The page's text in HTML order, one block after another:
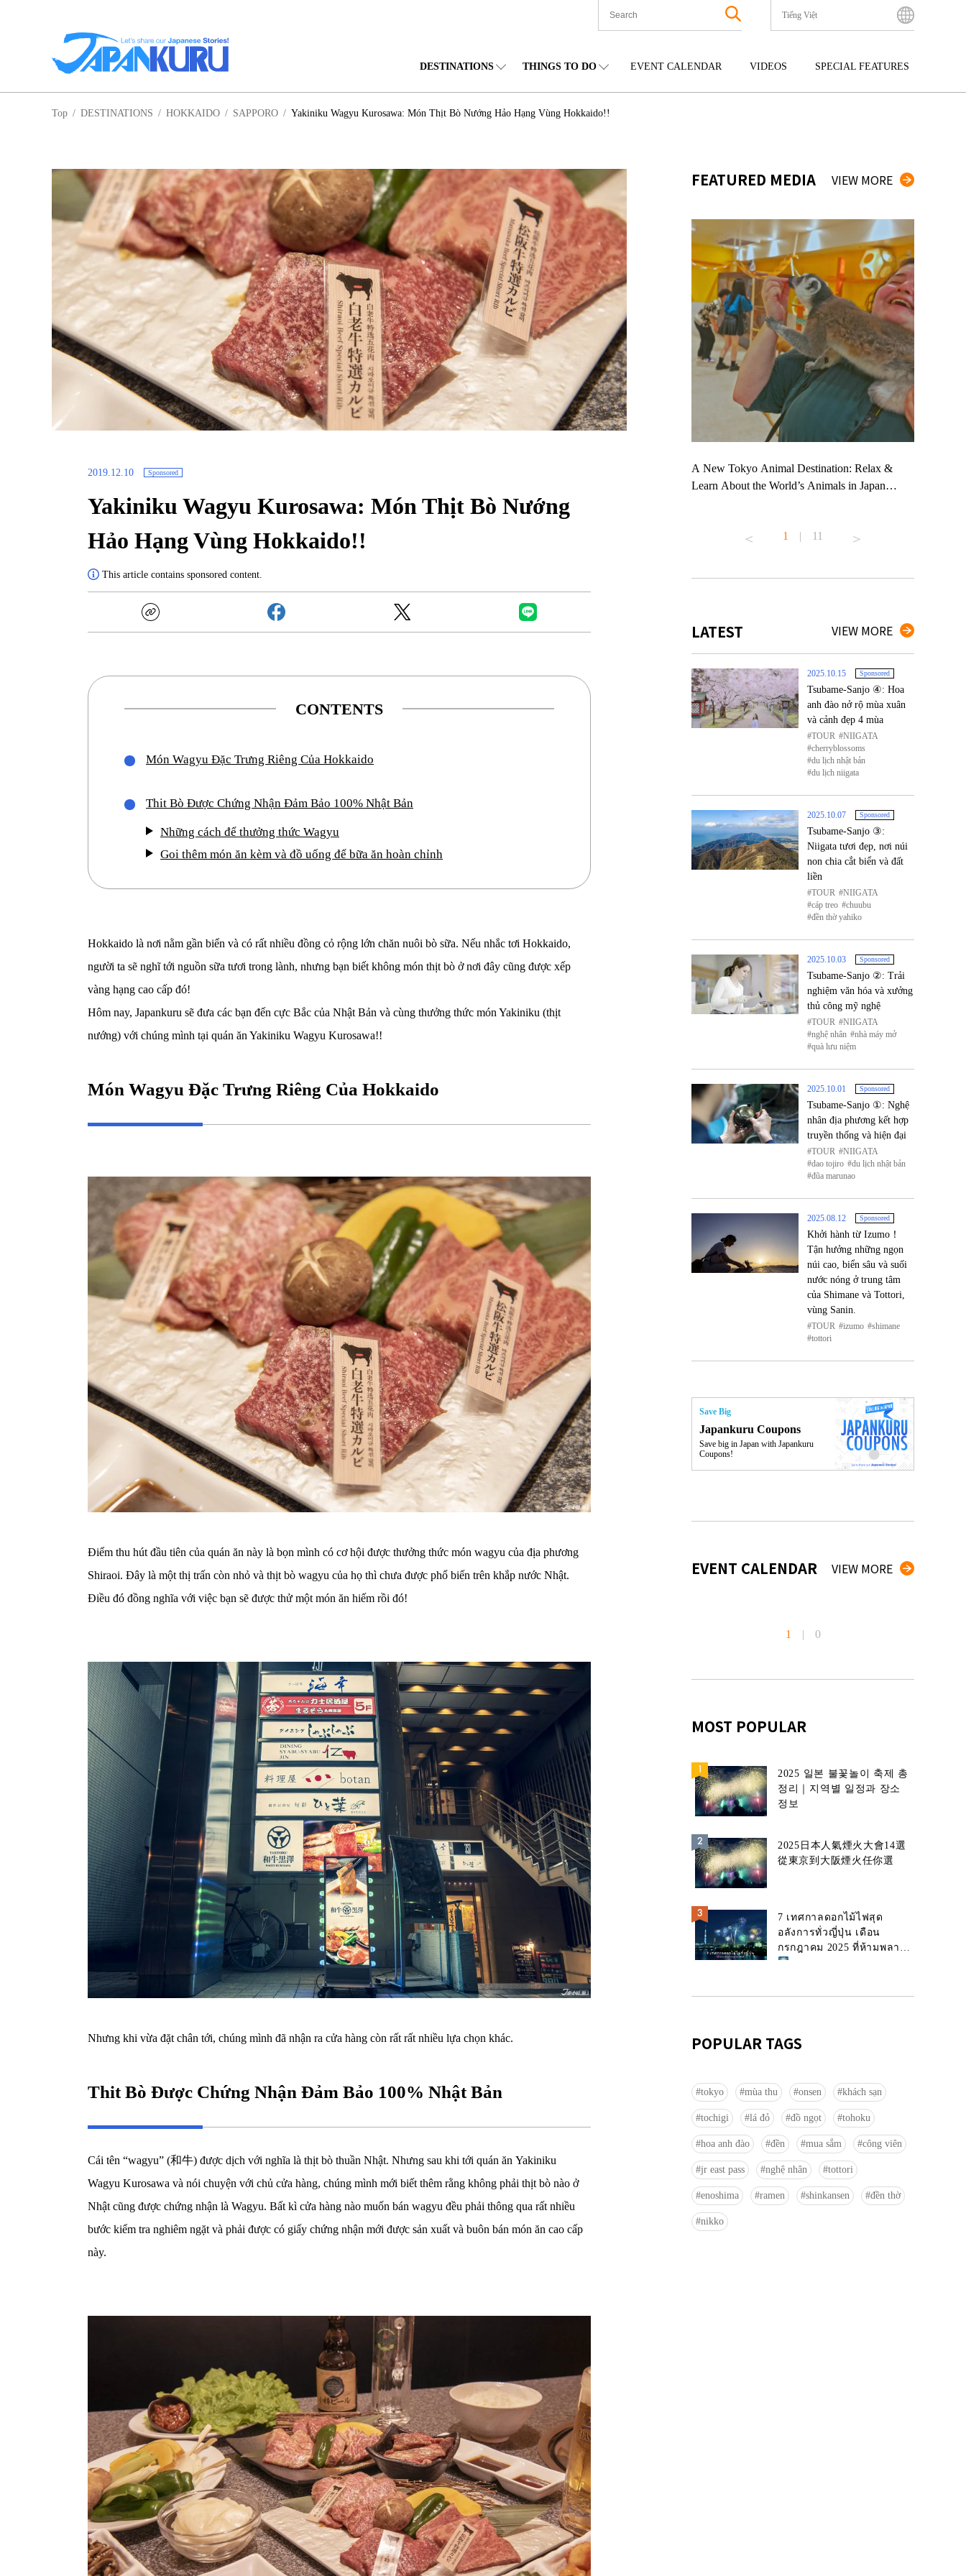
Tiếng Việt
Tiếng Việt
DESTINATIONS
HOKKAIDO
KANTO
KANSAI
THINGS TO DO
SHOPPING
CULTURE
EVENT CALENDAR VIDEOS SPECIAL FEATURES
Top / DESTINATIONS / HOKKAIDO / SAPPORO / Yakiniku Wagyu Kurosawa: Món Thịt Bò Nướng Hảo Hạng Vùng Hokkaido!!
2019.12.10 Sponsored
Yakiniku Wagyu Kurosawa: Món Thịt Bò Nướng
Hảo Hạng Vùng Hokkaido!!
This article contains sponsored content.
CONTENTS
Món Wagyu Đặc Trưng Riêng Của Hokkaido
Thit Bò Được Chứng Nhận Đảm Bảo 100% Nhật Bản
Những cách để thưởng thức Wagyu
Goi thêm món ăn kèm và đồ uống để bữa ăn hoàn chỉnh
Hokkaido là nơi nằm gần biển và có rất nhiều đồng cỏ rộng lớn chăn nuôi bò sữa. Nếu nhắc tơi Hokkaido,
người ta sẽ nghĩ tới nguồn sữa tươi trong lành, nhưng bạn biết không món thịt bò ở nơi đây cũng được xếp
vàng hạng cao cấp đó!
Hôm nay, Japankuru sẽ đưa các bạn đến cực Bắc của Nhật Bản và cùng thưởng thức món Yakiniku (thịt
nướng) với chúng mình tại quán ăn Yakiniku Wagyu Kurosawa!!
Món Wagyu Đặc Trưng Riêng Của Hokkaido
Điểm thu hút đầu tiên của quán ăn này là bọn mình có cơ hội được thưởng thức món wagyu của địa phương
Shiraoi. Đây là một thị trấn còn nhỏ và thịt bò wagyu của họ thì chưa được phổ biến trên khắp nước Nhật.
Điều đó đồng nghĩa với việc bạn sẽ được thử một món ăn hiếm rồi đó!
Nhưng khi vừa đặt chân tới, chúng mình đã nhận ra cửa hàng còn rất rất nhiều lựa chọn khác.
Thit Bò Được Chứng Nhận Đảm Bảo 100% Nhật Bản
Cái tên “wagyu” (和牛) được dịch với nghĩa là thịt bò thuần Nhật. Nhưng sau khi tới quán ăn Yakiniku
Wagyu Kurosawa và nói chuyện với chủ cửa hàng, chúng mình mới biết thêm rằng không phải thịt bò nào ở
Nhật cũng được chứng nhận là Wagyu. Bất kì cửa hàng nào muốn bán wagyu đều phải thông qua rất nhiều
bước kiểm tra nghiêm ngặt và phải được có giấy chứng nhận mới được sản xuất và buôn bán món ăn cao cấp
này.
FEATURED MEDIA VIEW MORE
acclaimed immersive art and bringing it to
Japan's ancient capital. We can't wait to see it for
#kyototrip #japantravel #artnews
Photos courtesy of teamLab, Exhibition view of
teamLab Biovortex Kyoto, 2025, Kyoto ®
A New Tokyo Animal Destination: Relax &
Learn About the World’s Animals in Japan
#japantrip #카피바라 #애니터치 #아이와가볼
1 | 11
LATEST VIEW MORE
2025.10.15 Sponsored
Tsubame-Sanjo ④: Hoa
anh đào nở rộ mùa xuân
và cảnh đẹp 4 mùa
TOUR
NIIGATA
cherryblossoms
du lịch nhật bản
du lịch niigata
2025.10.07 Sponsored
Tsubame-Sanjo ③:
Niigata tươi đẹp, nơi núi
non chia cắt biển và đất
liền
TOUR
NIIGATA
cáp treo
chuubu
đền thờ yahiko
2025.10.03 Sponsored
Tsubame-Sanjo ②: Trải
nghiệm văn hóa và xưởng
thủ công mỹ nghệ
TOUR
NIIGATA
nghệ nhân
nhà máy mở
quà lưu niệm
2025.10.01 Sponsored
Tsubame-Sanjo ①: Nghệ
nhân địa phương kết hợp
truyền thống và hiện đại
TOUR
NIIGATA
dao tojiro
du lịch nhật bản
đũa marunao
2025.08.12 Sponsored
Khởi hành từ Izumo！
Tận hưởng những ngọn
núi cao, biển sâu và suối
nước nóng ở trung tâm
của Shimane và Tottori,
vùng Sanin.
TOUR izumo
shimane
tottori
Save Big
Japankuru Coupons
Save big in Japan with Japankuru
Coupons!
EVENT CALENDAR VIEW MORE
1 | 0
MOST POPULAR
2025 일본 불꽃놀이 축제 총
정리｜지역별 일정과 장소
정보
2025日本人氣煙火大會14選
從東京到大阪煙火任你選
7 เทศกาลดอกไม้ไฟสุด
อลังการทั่วญี่ปุ่น เดือน
กรกฎาคม 2025 ที่ห้ามพลาด!
POPULAR TAGS
tokyo mùa thu onsen khách sạn
tochigi lá đỏ đồ ngọt tohoku
hoa anh đào đền mua sắm công viên
jr east pass nghệ nhân tottori
enoshima ramen shinkansen đền thờ
nikko